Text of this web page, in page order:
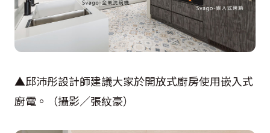
▲邱沛彤設計師建議大家於開放式廚房使用嵌入式
廚電。（攝影／張紋豪）